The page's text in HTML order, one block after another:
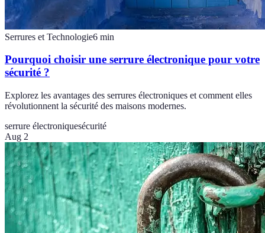
Serrures et Technologie6 min
Pourquoi choisir une serrure électronique pour votre
sécurité ?
Explorez les avantages des serrures électroniques et comment elles
révolutionnent la sécurité des maisons modernes.
serrure électroniquesécurité
Aug 2